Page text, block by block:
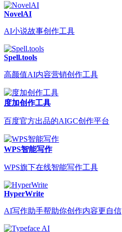
NovelAI
AI小说故事创作工具
Spell.tools
高颜值AI内容营销创作工具
度加创作工具
百度官方出品的AIGC创作平台
WPS智能写作
WPS旗下在线智能写作工具
HyperWrite
AI写作助手帮助你创作内容更自信